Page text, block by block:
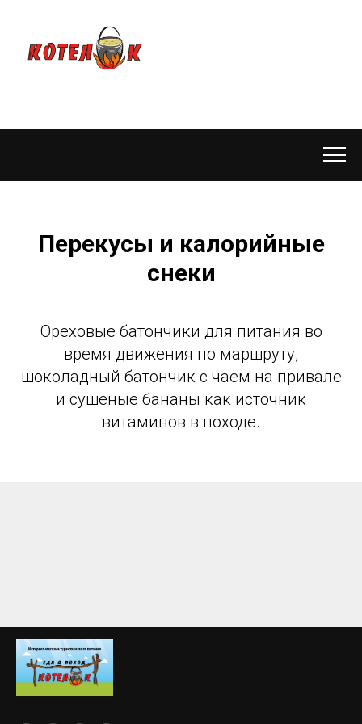
Перекусы и калорийные
снеки
Ореховые батончики для питания во
время движения по маршруту,
шоколадный батончик с чаем на привале
и сушеные бананы как источник
витаминов в походе.